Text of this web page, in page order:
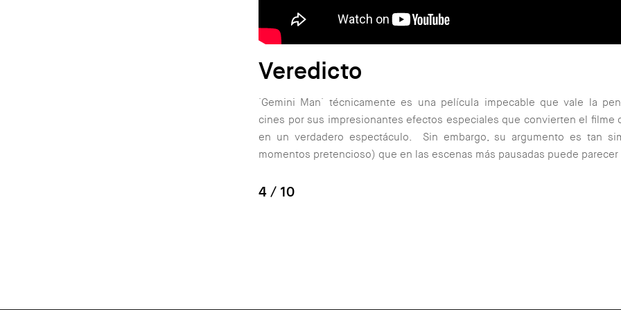
Veredicto
´Gemini Man´ técnicamente es una película impecable que vale la
cines por sus impresionantes efectos especiales que convierten el filme
en un verdadero espectáculo. Sin embargo, su argumento es tan
momentos pretencioso) que en las escenas más pausadas puede
4/ 10